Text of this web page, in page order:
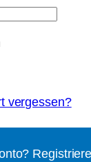
vergessen?